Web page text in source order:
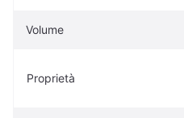
Volume
Proprietà